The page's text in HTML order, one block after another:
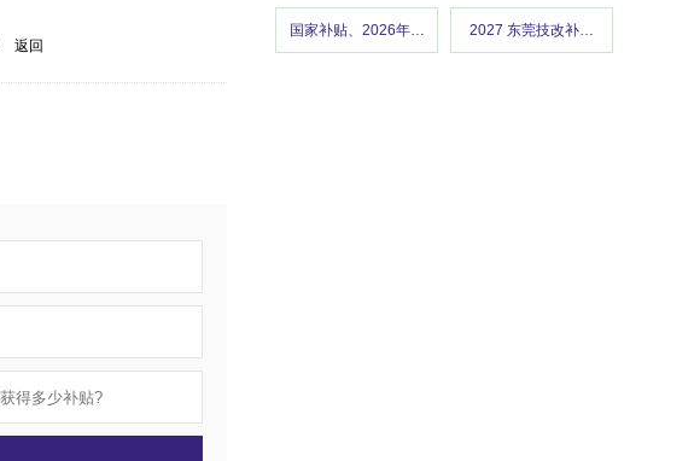
国家补贴、2026年国补政策、设备更新、以旧换新
2027 东莞技改补贴、东莞制造业
返回